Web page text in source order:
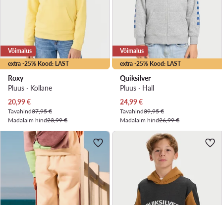
extra -25% Kood: LAST
Võimalus
Roxy
Pluus · Kollane
Praegune hind
20,99€
Tavahind37,95 €
Madalaim hind23,99 €
extra -25% Kood: LAST
Võimalus
Quiksilver
Pluus · Hall
Praegune hind
24,99€
Tavahind39,95 €
Madalaim hind26,99 €